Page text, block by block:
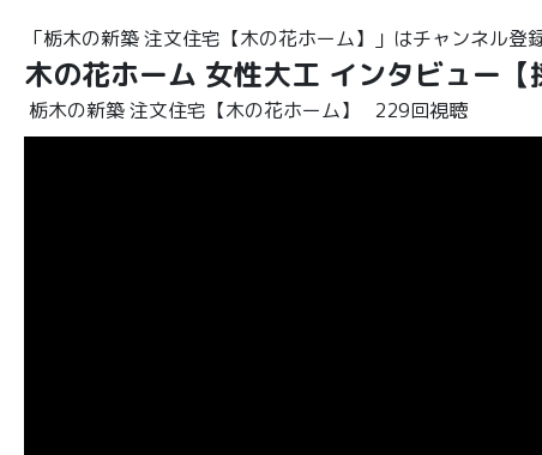
「栃木の新築 注文住宅【木の花ホーム】」はチャンネル登
木の花ホーム 女性大工 インタビュー【
栃木の新築 注文住宅【木の花ホーム】 229回視聴